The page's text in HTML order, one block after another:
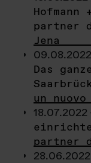
partner
Jena
Das
un
18.07.2022
partner